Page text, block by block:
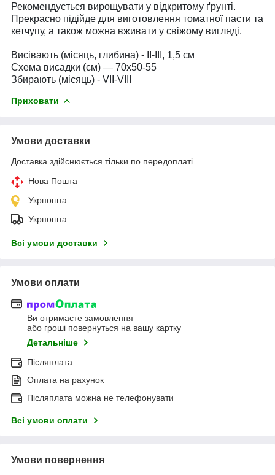
Рекомендується вирощувати у відкритому ґрунті.
Прекрасно підійде для виготовлення томатної пасти та
кетчупу, а також можна вживати у свіжому вигляді.
Висівають (місяць, глибина) - II-III, 1,5 см
Схема висадки (см) — 70х50-55
Збирають (місяць) - VII-VIII
Приховати
Умови доставки
Доставка здійснюється тільки по передоплаті.
Нова Пошта
Укрпошта
Укрпошта
Всі умови доставки
Умови оплати
Ви отримаєте замовлення
або гроші повернуться на вашу картку
Детальніше
Післяплата
Оплата на рахунок
Післяплата можна не телефонувати
Всі умови оплати
Умови повернення